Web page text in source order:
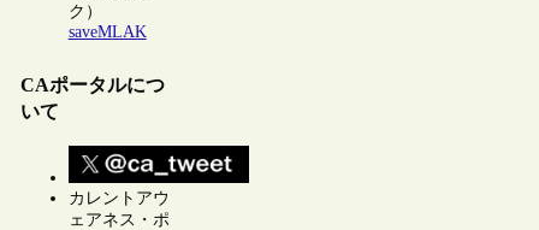
ク）
saveMLAK
CAポータルにつ
いて
カレントアウ
ェアネス・ポ